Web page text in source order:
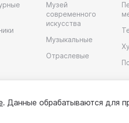
Музей
современного
искусства
Музыкальные
Отраслевые
. Данные обрабатываются для